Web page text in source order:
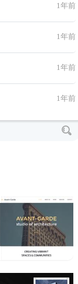
1年前
1年前
1年前
1年前